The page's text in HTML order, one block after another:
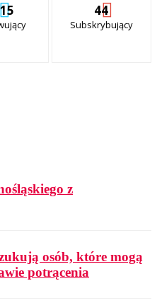
44
Subskrybujący
z
osób, które mogą
potrącenia